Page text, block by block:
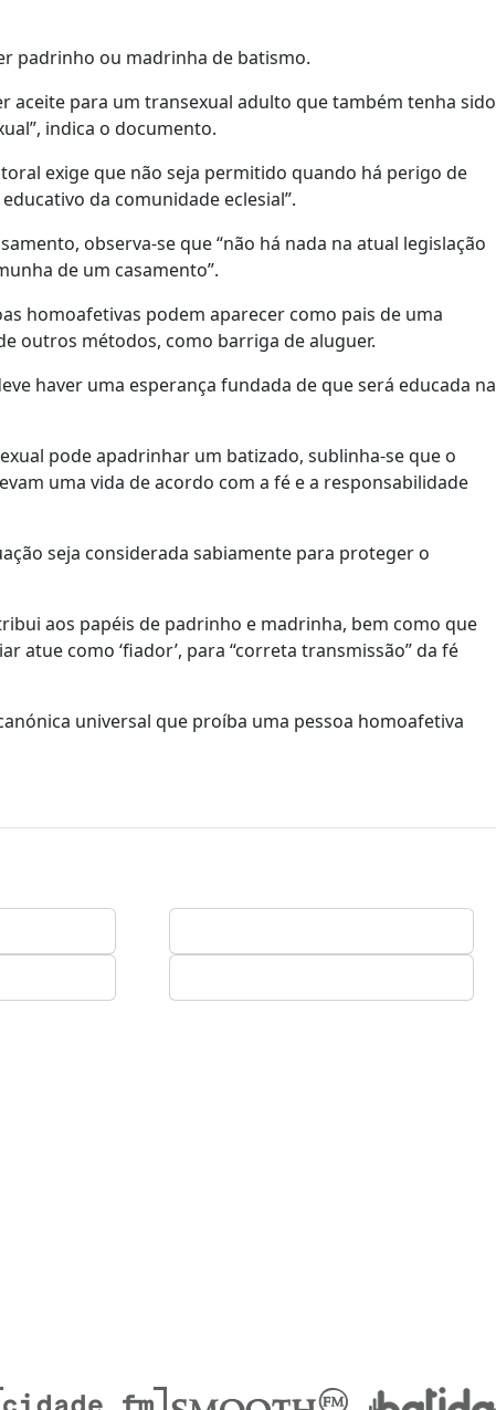
padrinho ou madrinha de batismo.
aceite para um transexual adulto que também tenha sido
indica o documento.
exige que não seja permitido quando há perigo de
da comunidade eclesial”.
observa-se que “não há nada na atual legislação
de um casamento”.
homoafetivas podem aparecer como pais de uma
outros métodos, como barriga de aluguer.
haver uma esperança fundada de que será educada na
pode apadrinhar um batizado, sublinha-se que o
uma vida de acordo com a fé e a responsabilidade
seja considerada sabiamente para proteger o
aos papéis de padrinho e madrinha, bem como que
atue como ‘fiador’, para “correta transmissão” da fé
universal que proíba uma pessoa homoafetiva